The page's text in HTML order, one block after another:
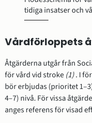
tidiga insatser och
Vårdförloppets
Åtgärderna utgår från
för vård vid stroke (1). I
bör erbjudas (prioritet
4–7) nivå. För vissa
anges referens för visad